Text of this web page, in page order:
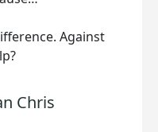
Against
Chris